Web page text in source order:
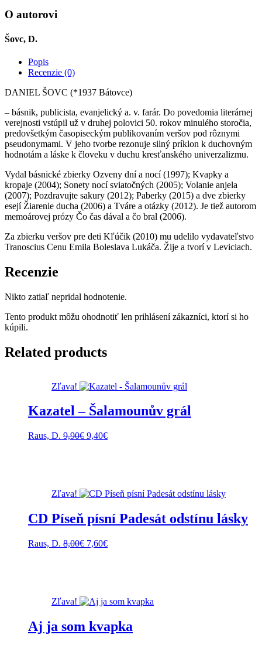
O autorovi
Šovc, D.
Popis
Recenzie (0)
DANIEL ŠOVC (*1937 Bátovce)
– básnik, publicista, evanjelický a. v. farár. Do povedomia literárnej
verejnosti vstúpil už v druhej polovici 50. rokov minulého storočia,
predovšetkým časopiseckým publikovaním veršov pod rôznymi
pseudonymami. V jeho tvorbe rezonuje silný príklon k duchovným
hodnotám a láske k človeku v duchu kresťanského univerzalizmu.
Vydal básnické zbierky Ozveny dní a nocí (1997); Kvapky a
kropaje (2004); Sonety nocí sviatočných (2005); Volanie anjela
(2007); Pozdravujte sakury (2012); Paberky (2015) a dve zbierky
esejí Žiarenie ducha (2006) a Tváre a otázky (2012). Je tiež autorom
memoárovej prózy Čo čas dával a čo bral (2006).
Za zbierku veršov pre deti Kľúčik (2010) mu udelilo vydavateľstvo
Tranoscius Cenu Emila Boleslava Lukáča. Žije a tvorí v Leviciach.
Recenzie
Nikto zatiaľ nepridal hodnotenie.
Tento produkt môžu ohodnotiť len prihlásení zákazníci, ktorí si ho
kúpili.
Related products
Zľava!
Kazatel – Šalamounův grál
Raus, D. 9,90€ Pôvodná
9,40€Aktuálna
Zľava!
CD Píseň písní Padesát odstínu lásky
Raus, D. 8,00€ Pôvodná
7,60€Aktuálna
Zľava!
Aj ja som kvapka